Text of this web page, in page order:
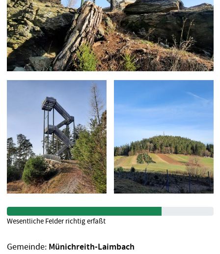
Gemeinde: Münichreith-Laimbach
Wesentliche Felder richtig erfaßt